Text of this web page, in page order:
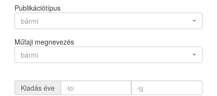
Publikációtípus
bármi
Műfaji megnevezés
bármi
Kiadás éve